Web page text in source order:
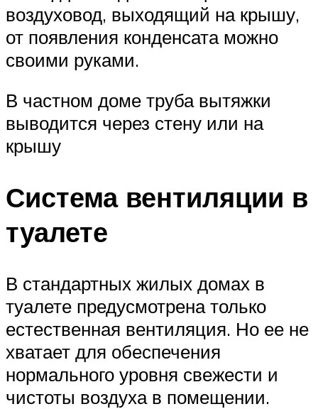
воздуховод, выходящий на крышу,
от появления конденсата можно
своими руками.
В частном доме труба вытяжки
выводится через стену или на
крышу
Система вентиляции в
туалете
В стандартных жилых домах в
туалете предусмотрена только
естественная вентиляция. Но ее не
хватает для обеспечения
нормального уровня свежести и
чистоты воздуха в помещении.